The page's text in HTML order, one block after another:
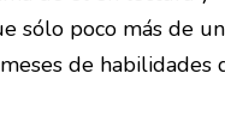
sólo poco más de
de habilidades